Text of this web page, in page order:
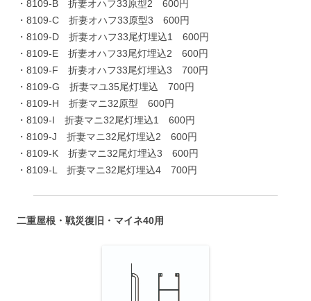
・8109-B 折妻オハフ33原型2 600円
・8109-C 折妻オハフ33原型3 600円
・8109-D 折妻オハフ33尾灯埋込1 600円
・8109-E 折妻オハフ33尾灯埋込2 600円
・8109-F 折妻オハフ33尾灯埋込3 700円
・8109-G 折妻マユ35尾灯埋込 700円
・8109-H 折妻マニ32原型 600円
・8109-I 折妻マニ32尾灯埋込1 600円
・8109-J 折妻マニ32尾灯埋込2 600円
・8109-K 折妻マニ32尾灯埋込3 600円
・8109-L 折妻マニ32尾灯埋込4 700円
二重屋根・戦災復旧・マイネ40用